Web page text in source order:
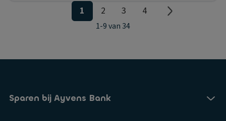
1 2 3 4
1-9van 34
Sparen bij Ayvens Bank